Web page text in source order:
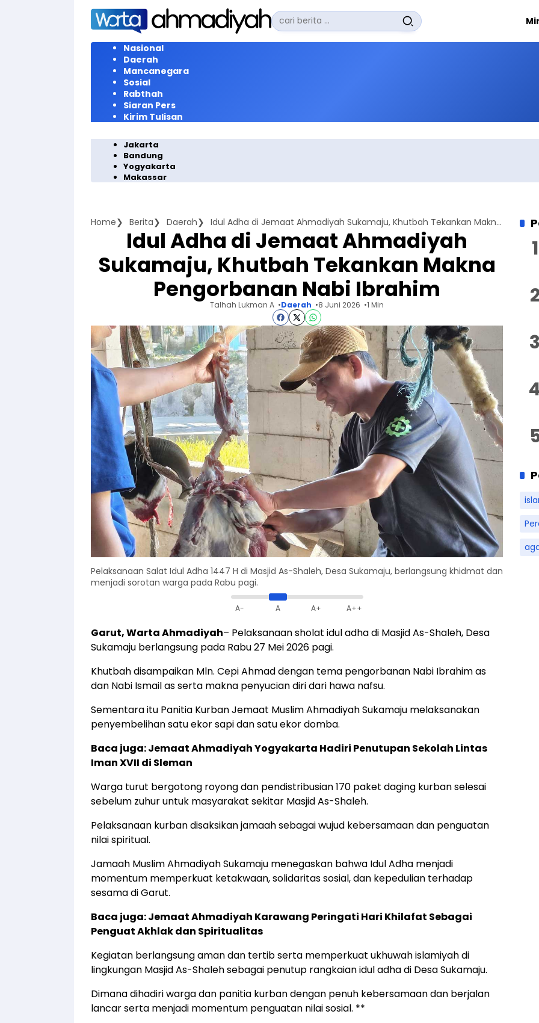
Langsung
konten
Pencarian
untuk:
Nasional
Daerah
Mancanegara
Sosial
Rabthah
Siaran Pers
Kirim Tulisan
Jakarta
Bandung
Yogyakarta
Makassar
Home Berita Daerah Idul Adha di Jemaat Ahmadiyah Sukamaju, Khutbah Tekankan Makna Pengorbanan Nabi Ibrahim
Idul Adha di Jemaat Ahmadiyah
Sukamaju, Khutbah Tekankan Makna
Pengorbanan Nabi Ibrahim
Talhah Lukman A Daerah 8 Juni 2026 1 Min
Pelaksanaan Salat Idul Adha 1447 H di Masjid As-Shaleh, Desa Sukamaju, berlangsung khidmat dan
menjadi sorotan warga pada Rabu pagi.
A- A A+ A++
Garut, Warta Ahmadiyah– Pelaksanaan sholat idul adha di Masjid As-Shaleh, Desa
Sukamaju berlangsung pada Rabu 27 Mei 2026 pagi.
Khutbah disampaikan Mln. Cepi Ahmad dengan tema pengorbanan Nabi Ibrahim as
dan Nabi Ismail as serta makna penyucian diri dari hawa nafsu.
Sementara itu Panitia Kurban Jemaat Muslim Ahmadiyah Sukamaju melaksanakan
penyembelihan satu ekor sapi dan satu ekor domba.
Baca juga:Jemaat Ahmadiyah Yogyakarta Hadiri Penutupan Sekolah Lintas
Iman XVII di Sleman
Warga turut bergotong royong dan pendistribusian 170 paket daging kurban selesai
sebelum zuhur untuk masyarakat sekitar Masjid As-Shaleh.
Pelaksanaan kurban disaksikan jamaah sebagai wujud kebersamaan dan penguatan
nilai spiritual.
Jamaah Muslim Ahmadiyah Sukamaju menegaskan bahwa Idul Adha menjadi
momentum memperkuat ketakwaan, solidaritas sosial, dan kepedulian terhadap
sesama di Garut.
Baca juga:Jemaat Ahmadiyah Karawang Peringati Hari Khilafat Sebagai
Penguat Akhlak dan Spiritualitas
Kegiatan berlangsung aman dan tertib serta memperkuat ukhuwah islamiyah di
lingkungan Masjid As-Shaleh sebagai penutup rangkaian idul adha di Desa Sukamaju.
Dimana dihadiri warga dan panitia kurban dengan penuh kebersamaan dan berjalan
lancar serta menjadi momentum penguatan nilai sosial. **